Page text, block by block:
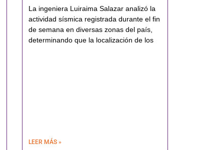
La ingeniera Luiraima Salazar analizó la
actividad sísmica registrada durante el fin
de semana en diversas zonas del país,
determinando que la localización de los
LEER MÁS »